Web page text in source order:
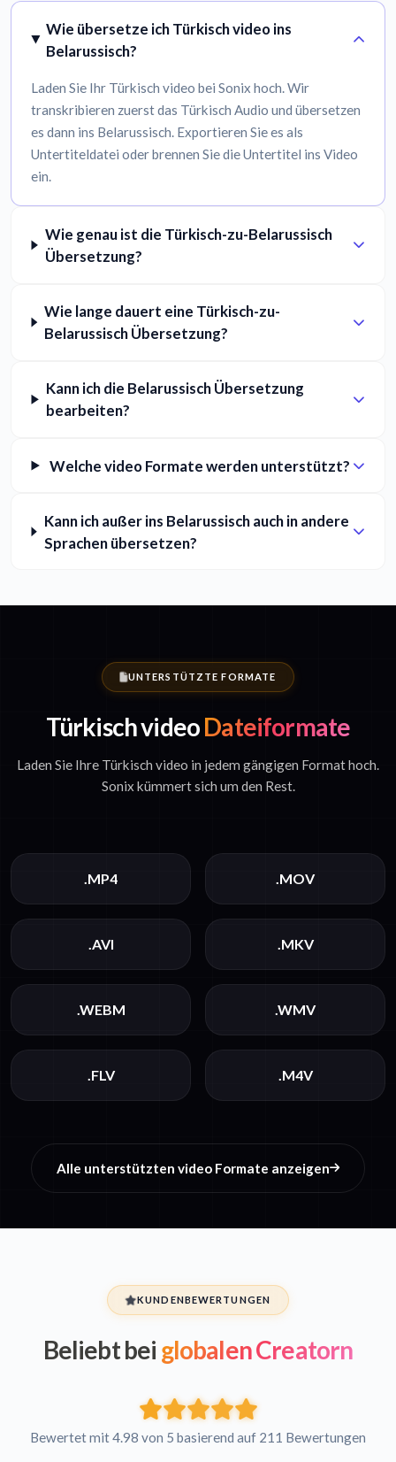
Wie übersetze ich Türkisch video ins
Belarussisch?
Laden Sie Ihr Türkisch video bei Sonix hoch. Wir
transkribieren zuerst das Türkisch Audio und übersetzen
es dann ins Belarussisch. Exportieren Sie es als
Untertiteldatei oder brennen Sie die Untertitel ins Video
ein.
Wie genau ist die Türkisch-zu-Belarussisch
Übersetzung?
Wie lange dauert eine Türkisch-zu-
Belarussisch Übersetzung?
Kann ich die Belarussisch Übersetzung
bearbeiten?
Welche video Formate werden unterstützt?
Kann ich außer ins Belarussisch auch in andere
Sprachen übersetzen?
UNTERSTÜTZTE FORMATE
Türkisch videoDateiformate
Laden Sie Ihre Türkisch video in jedem gängigen Format hoch.
Sonix kümmert sich um den Rest.
.MP4 .MOV
.AVI .MKV
.WEBM .WMV
.FLV .M4V
Alle unterstützten video Formate anzeigen
KUNDENBEWERTUNGEN
Beliebt bei globalen Creatorn
Bewertet mit 4.98 von 5 basierend auf 211 Bewertungen